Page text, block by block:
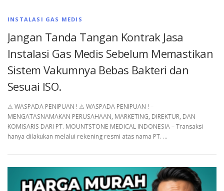
INSTALASI GAS MEDIS
Jangan Tanda Tangan Kontrak Jasa
Instalasi Gas Medis Sebelum Memastikan
Sistem Vakumnya Bebas Bakteri dan
Sesuai ISO.
⚠︎ WASPADA PENIPUAN ! ⚠︎ WASPADA PENIPUAN ! –
MENGATASNAMAKAN PERUSAHAAN, MARKETING, DIREKTUR, DAN
KOMISARIS DARI PT. MOUNTSTONE MEDICAL INDONESIA – Transaksi
hanya dilakukan melalui rekening resmi atas nama PT. …